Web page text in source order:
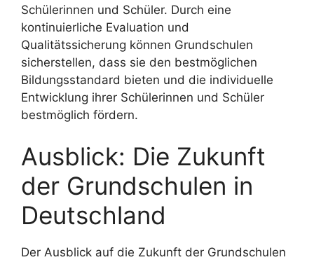
Schülerinnen und Schüler. Durch eine
kontinuierliche Evaluation und
Qualitätssicherung können Grundschulen
sicherstellen, dass sie den bestmöglichen
Bildungsstandard bieten und die individuelle
Entwicklung ihrer Schülerinnen und Schüler
bestmöglich fördern.
Ausblick: Die Zukunft
der Grundschulen in
Deutschland
Der Ausblick auf die Zukunft der Grundschulen